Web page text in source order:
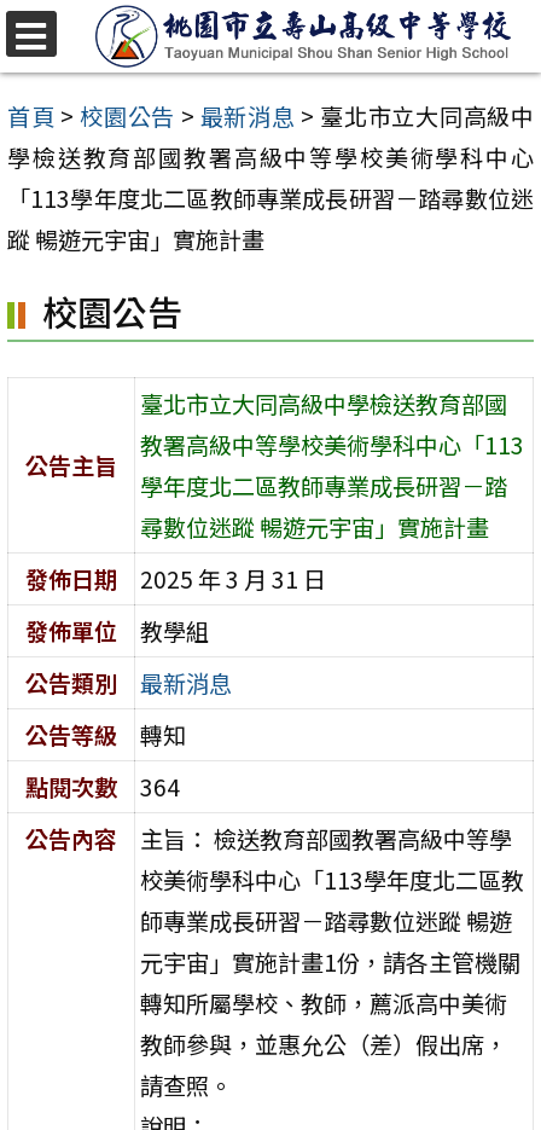
跳
至
主
要
容
首頁 > 校園公告 > 最新消息 > 臺北市立大同高級中
學檢送教育部國教署高級中等學校美術學科中心
「113學年度北二區教師專業成長研習－踏尋數位迷
蹤 暢遊元宇宙」實施計畫
校園公告
公告主旨
臺北市立大同高級中學檢送教育部國
教署高級中等學校美術學科中心「113
學年度北二區教師專業成長研習－踏
尋數位迷蹤 暢遊元宇宙」實施計畫
發佈日期
2025 年 3 月 31 日
發佈單位
教學組
公告類別
最新消息
公告等級
轉知
點閱次數
364
公告內容
主旨： 檢送教育部國教署高級中等學
校美術學科中心「113學年度北二區教
師專業成長研習－踏尋數位迷蹤 暢遊
元宇宙」實施計畫1份，請各主管機關
轉知所屬學校、教師，薦派高中美術
教師參與，並惠允公（差）假出席，
請查照。
選
單